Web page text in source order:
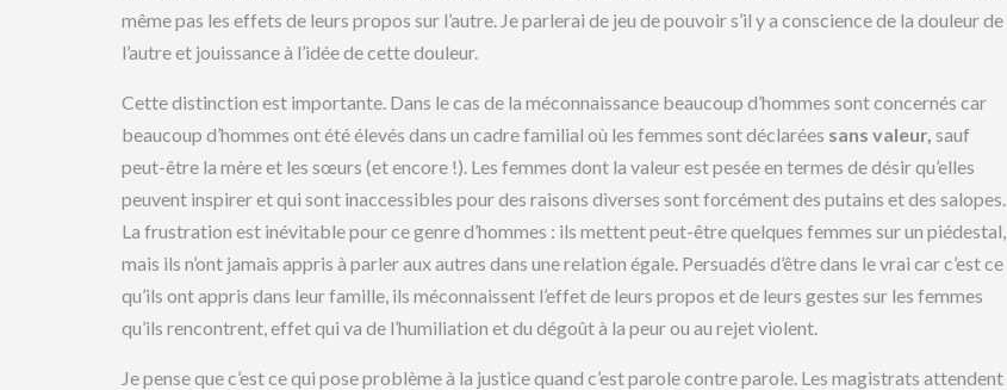
même pas les effets de leurs propos sur l’autre. Je parlerai de jeu de pouvoir s’il y a conscience de la douleur de
l’autre et jouissance à l’idée de cette douleur.
Cette distinction est importante. Dans le cas de la méconnaissance beaucoup d’hommes sont concernés car
beaucoup d’hommes ont été élevés dans un cadre familial où les femmes sont déclarées sans valeur, sauf
peut-être la mère et les sœurs (et encore !). Les femmes dont la valeur est pesée en termes de désir qu’elles
peuvent inspirer et qui sont inaccessibles pour des raisons diverses sont forcément des putains et des salopes.
La frustration est inévitable pour ce genre d’hommes : ils mettent peut-être quelques femmes sur un piédestal,
mais ils n’ont jamais appris à parler aux autres dans une relation égale. Persuadés d’être dans le vrai car c’est ce
qu’ils ont appris dans leur famille, ils méconnaissent l’effet de leurs propos et de leurs gestes sur les femmes
qu’ils rencontrent, effet qui va de l’humiliation et du dégoût à la peur ou au rejet violent.
Je pense que c’est ce qui pose problème à la justice quand c’est parole contre parole. Les magistrats attendent